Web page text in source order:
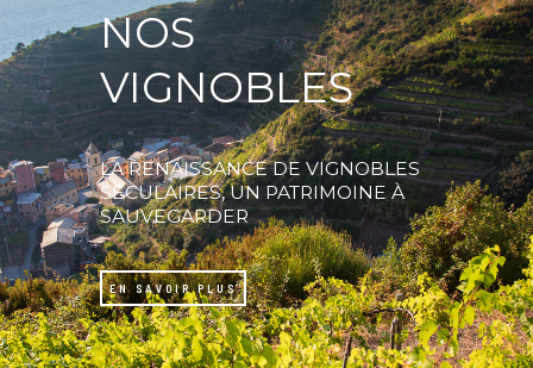
NOS
VIGNOBLES
LA RENAISSANCE DE VIGNOBLES
SÉCULAIRES, UN PATRIMOINE À
SAUVEGARDER
EN SAVOIR PLUS